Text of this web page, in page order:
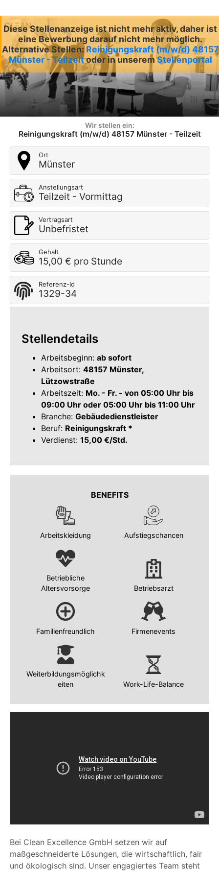
Diese Stellenanzeige ist nicht mehr aktiv, daher ist
eine Bewerbung darauf nicht mehr möglich.
Alternative Stellen:Reinigungskraft (m/w/d) 48157
Münster - Teilzeitoder in unseremStellenportal
Wir stellen ein:
Reinigungskraft (m/w/d) 48157 Münster - Teilzeit
Ort
Münster
Anstellungsart
Teilzeit - Vormittag
Vertragsart
Unbefristet
Gehalt
15,00 € pro Stunde
Referenz-Id
1329-34
Bei Clean Excellence GmbH setzen wir auf
maßgeschneiderte Lösungen, die wirtschaftlich, fair
und ökologisch sind. Unser engagiertes Team steht
Stellendetails
Arbeitsbeginn: ab sofort
Arbeitsort: 48157 Münster,
Lützowstraße
Arbeitszeit: Mo. - Fr. - von 05:00 Uhr bis
09:00 Uhr oder 05:00 Uhr bis 11:00 Uhr
Branche: Gebäudedienstleister
Beruf: Reinigungskraft *
Verdienst: 15,00 €/Std.
BENEFITS
Arbeitskleidung Aufstiegschancen
Betriebliche
Altersvorsorge
Betriebsarzt
Familienfreundlich Firmenevents
Weiterbildungsmöglichk
eiten
Work-Life-Balance